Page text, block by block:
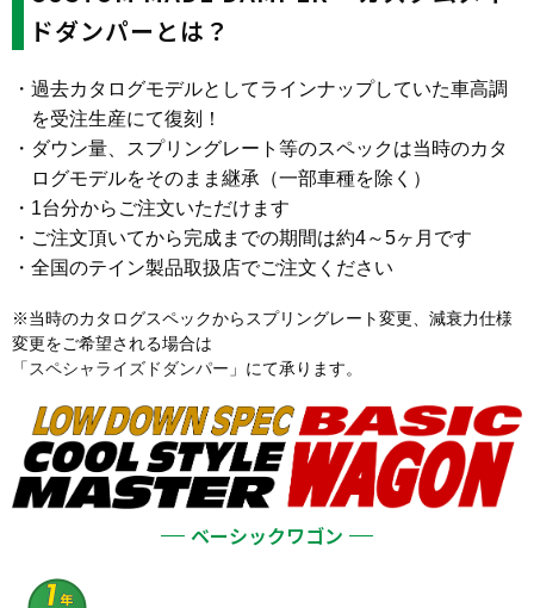
ドダンパーとは？
過去カタログモデルとしてラインナップしていた車高調
を受注生産にて復刻！
ダウン量、スプリングレート等のスペックは当時のカタ
ログモデルをそのまま継承（一部車種を除く）
1台分からご注文いただけます
ご注文頂いてから完成までの期間は約4～5ヶ月です
全国のテイン製品取扱店でご注文ください
※当時のカタログスペックからスプリングレート変更、減衰力仕様
変更をご希望される場合は
「 スペシャライズドダンパー 」にて承ります。
ベーシックワゴン